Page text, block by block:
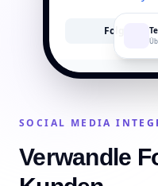
SOCIAL MEDIA
Verwandle
Folgen